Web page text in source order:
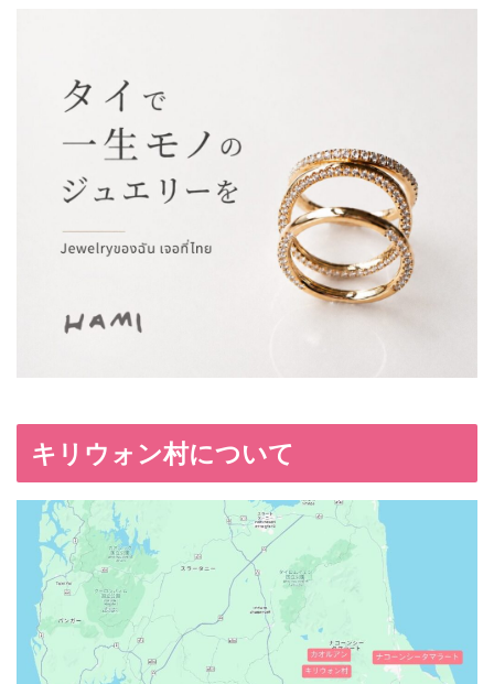
キリウォン村について